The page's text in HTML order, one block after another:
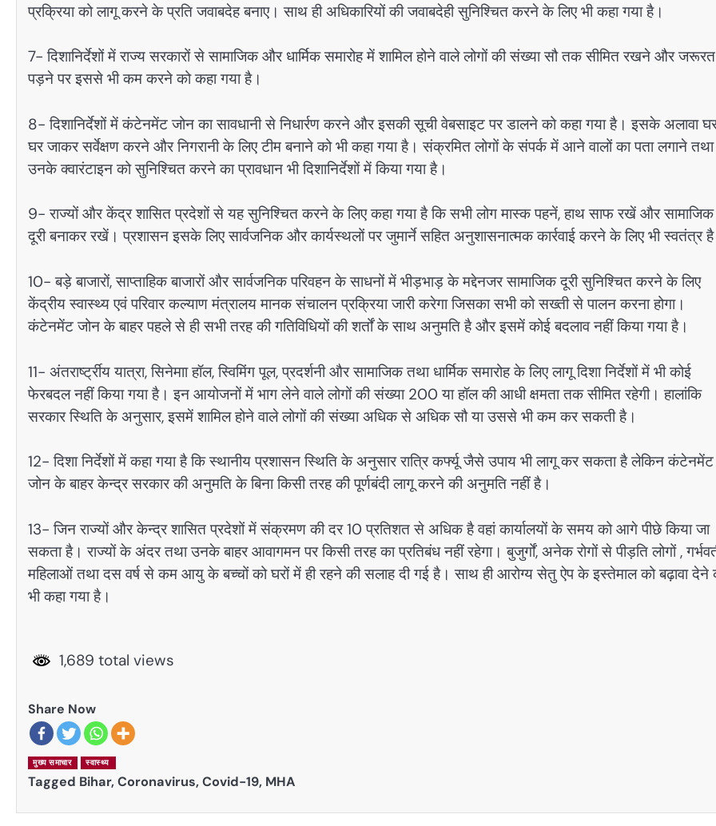
प्रक्रिया को लागू करने के प्रति जवाबदेह बनाए। साथ ही अधिकारियों की जवाबदेही सुनिश्चित करने के लिए भी कहा गया है।
7- दिशानिर्देशों में राज्य सरकारों से सामाजिक और धार्मिक समारोह में शामिल होने वाले लोगों की संख्या सौ तक सीमित रखने और जरूरत
पड़ने पर इससे भी कम करने को कहा गया है।
8- दिशानिर्देशों में कंटेनमेंट जोन का सावधानी से निधार्रण करने और इसकी सूची वेबसाइट पर डालने को कहा गया है। इसके अलावा
घर जाकर सर्वेक्षण करने और निगरानी के लिए टीम बनाने को भी कहा गया है। संक्रमित लोगों के संपर्क में आने वालों का पता लगाने तथा
उनके क्वारंटाइन को सुनिश्चित करने का प्रावधान भी दिशानिर्देशों में किया गया है।
9- राज्यों और केंद्र शासित प्रदेशों से यह सुनिश्चित करने के लिए कहा गया है कि सभी लोग मास्क पहनें, हाथ साफ रखें और सामाजिक
दूरी बनाकर रखें। प्रशासन इसके लिए सार्वजनिक और कार्यस्थलों पर जुमार्ने सहित अनुशासनात्मक कार्रवाई करने के लिए भी स्वतंत्र
10- बड़े बाजारों, साप्ताहिक बाजारों और सार्वजनिक परिवहन के साधनों में भीड़भाड़ के मद्देनजर सामाजिक दूरी सुनिश्चित करने के लिए
केंद्रीय स्वास्थ्य एवं परिवार कल्याण मंत्रालय मानक संचालन प्रक्रिया जारी करेगा जिसका सभी को सख्ती से पालन करना होगा।
कंटेनमेंट जोन के बाहर पहले से ही सभी तरह की गतिविधियों की शर्तों के साथ अनुमति है और इसमें कोई बदलाव नहीं किया गया है।
11- अंतरार्ष्ट्रीय यात्रा, सिनेमाा हॉल, स्विमिंग पूल, प्रदर्शनी और सामाजिक तथा धार्मिक समारोह के लिए लागू दिशा निर्देशों में भी कोई
फेरबदल नहीं किया गया है। इन आयोजनों में भाग लेने वाले लोगों की संख्या 200 या हॉल की आधी क्षमता तक सीमित रहेगी। हालांकि
सरकार स्थिति के अनुसार, इसमें शामिल होने वाले लोगों की संख्या अधिक से अधिक सौ या उससे भी कम कर सकती है।
12- दिशा निर्देशों में कहा गया है कि स्थानीय प्रशासन स्थिति के अनुसार रात्रि कर्फ्यू जैसे उपाय भी लागू कर सकता है लेकिन कंटेनमेंट
जोन के बाहर केन्द्र सरकार की अनुमति के बिना किसी तरह की पूर्णबंदी लागू करने की अनुमति नहीं है।
13- जिन राज्यों और केन्द्र शासित प्रदेशों में संक्रमण की दर 10 प्रतिशत से अधिक है वहां कार्यालयों के समय को आगे पीछे किया जा
सकता है। राज्यों के अंदर तथा उनके बाहर आवागमन पर किसी तरह का प्रतिबंध नहीं रहेगा। बुजुर्गों, अनेक रोगों से पीड़ति लोगों ,
महिलाओं तथा दस वर्ष से कम आयु के बच्चों को घरों में ही रहने की सलाह दी गई है। साथ ही आरोग्य सेतु ऐप के इस्तेमाल को बढ़ावा देने
भी कहा गया है।
1,689 total views
Share Now
मुख्य समाचार स्वास्थ्य
Tagged Bihar,Coronavirus,Covid-19, MHA